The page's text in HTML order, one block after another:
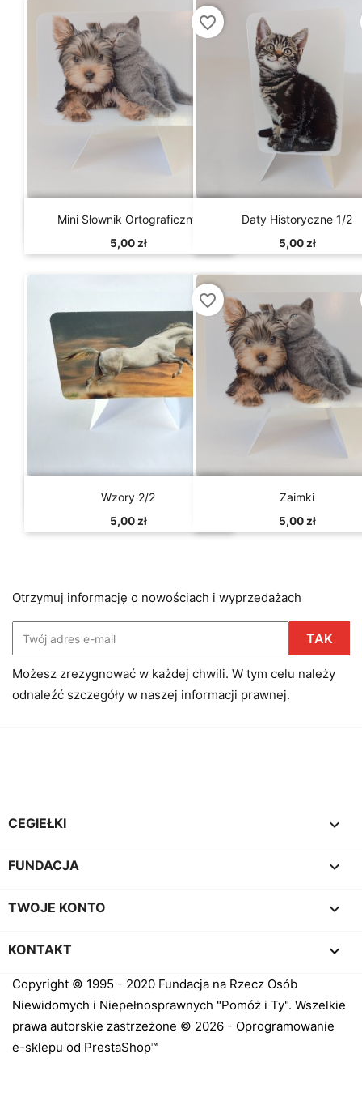
Szybki podgląd
Mini Słownik Ortograficzny
5,00 zł
favorite_border
Szybki podgląd
Daty Historyczne 1/2
5,00 zł
Szybki podgląd
Wzory 2/2
5,00 zł
favorite_border
Szybki podgląd
Zaimki
5,00 zł
Otrzymuj informację o nowościach i wyprzedażach
Możesz zrezygnować w każdej chwili. W tym celu należy
odnaleźć szczegóły w naszej informacji prawnej.
CEGIEŁKI 
FUNDACJA 
TWOJE KONTO 
KONTAKT keyboard_arrow_down
Copyright © 1995 - 2020 Fundacja na Rzecz Osób
Niewidomych i Niepełnosprawnych "Pomóż i Ty". Wszelkie
prawa autorskie zastrzeżone © 2026 - Oprogramowanie
e-sklepu od PrestaShop™